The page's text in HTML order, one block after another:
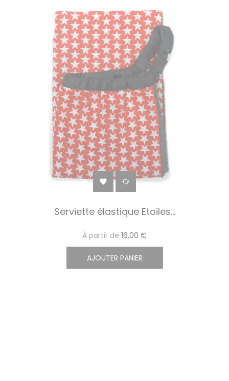
 
Serviette élastique Etoiles...
À partir de 16,00 €
AJOUTER PANIER